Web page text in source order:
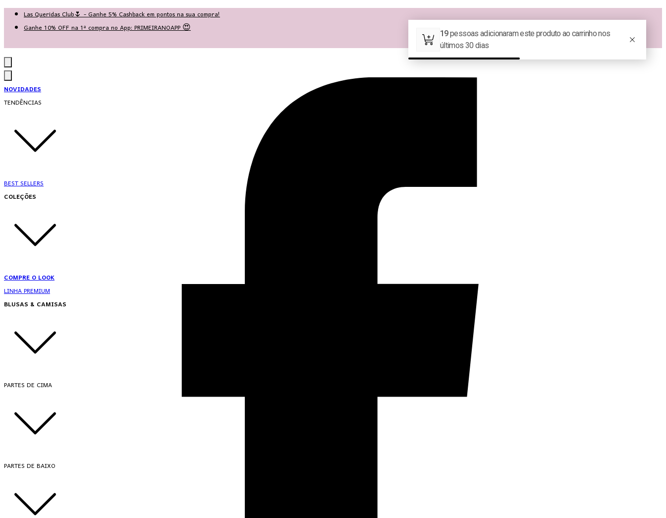
Las Queridas Club🌷 - Ganhe 5% Cashback em pontos na sua compra!
Ganhe 10% OFF na 1ª compra no App: PRIMEIRANOAPP 😍
NOVIDADES
TENDÊNCIAS
BEST SELLERS
COLEÇÕES
COMPRE O LOOK
LINHA PREMIUM
BLUSAS & CAMISAS
PARTES DE CIMA
PARTES DE BAIXO